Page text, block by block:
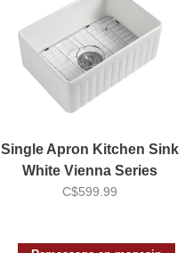
Single Apron Kitchen Sink
White Vienna Series
C$599.99